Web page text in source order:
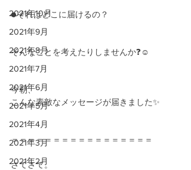
2021年10月
2021年9月
2021年8月
2021年7月
2021年6月
2021年5月
2021年4月
2021年3月
2021年2月
●それはどこに届けるの？
そんなことを考えたりしませんか❓☺️
今朝、
こんな素敵なメッセージが届きました✨
＝＝＝＝＝＝＝＝＝＝＝＝＝＝＝＝＝
さてさて。